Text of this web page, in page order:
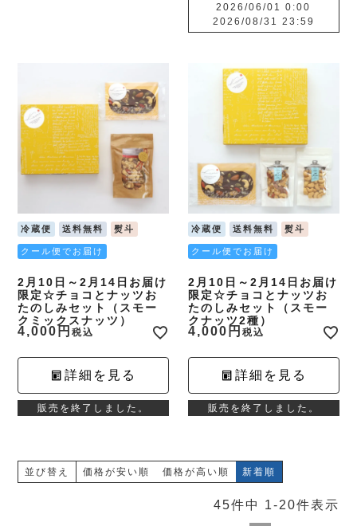
2026/06/01 0:00
2026/08/31 23:59
冷蔵便 送料無料 熨斗
クール便でお届け
2月10日～2月14日お届け
限定☆チョコとナッツお
たのしみセット（スモー
クミックスナッツ）
4,000 税込
詳細を見る
販売を終了しました。
冷蔵便 送料無料 熨斗
クール便でお届け
2月10日～2月14日お届け
限定☆チョコとナッツお
たのしみセット（スモー
クナッツ2種）
4,000 税込
詳細を見る
販売を終了しました。
並び替え 価格が安い順 価格が高い順 新着順
45件中 1-20件表示